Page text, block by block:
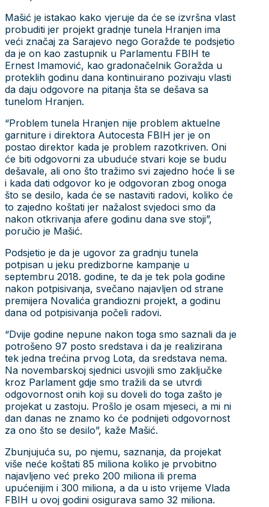
Mašić je istakao kako vjeruje da će se izvršna vlast
probuditi jer projekt gradnje tunela Hranjen ima
veći značaj za Sarajevo nego Goražde te podsjetio
da je on kao zastupnik u Parlamentu FBIH te
Ernest Imamović, kao gradonačelnik Goražda u
proteklih godinu dana kontinuirano pozivaju vlasti
da daju odgovore na pitanja šta se dešava sa
tunelom Hranjen.
“Problem tunela Hranjen nije problem aktuelne
garniture i direktora Autocesta FBIH jer je on
postao direktor kada je problem razotkriven. Oni
će biti odgovorni za ubuduće stvari koje se budu
dešavale, ali ono što tražimo svi zajedno hoće li se
i kada dati odgovor ko je odgovoran zbog onoga
što se desilo, kada će se nastaviti radovi, koliko će
to zajedno koštati jer nažalost svjedoci smo da
nakon otkrivanja afere godinu dana sve stoji”,
poručio je Mašić.
Podsjetio je da je ugovor za gradnju tunela
potpisan u jeku predizborne kampanje u
septembru 2018. godine, te da je tek pola godine
nakon potpisivanja, svečano najavljen od strane
premijera Novalića grandiozni projekt, a godinu
dana od potpisivanja počeli radovi.
“Dvije godine nepune nakon toga smo saznali da je
potrošeno 97 posto sredstava i da je realizirana
tek jedna trećina prvog Lota, da sredstava nema.
Na novembarskoj sjednici usvojili smo zaključke
kroz Parlament gdje smo tražili da se utvrdi
odgovornost onih koji su doveli do toga zašto je
projekat u zastoju. Prošlo je osam mjeseci, a mi ni
dan danas ne znamo ko će podnijeti odgovornost
za ono što se desilo”, kaže Mašić.
Zbunjujuća su, po njemu, saznanja, da projekat
više neće koštati 85 miliona koliko je prvobitno
najavljeno već preko 200 miliona ili prema
upućenijim i 300 miliona, a da u isto vrijeme Vlada
FBIH u ovoj godini osigurava samo 32 miliona.